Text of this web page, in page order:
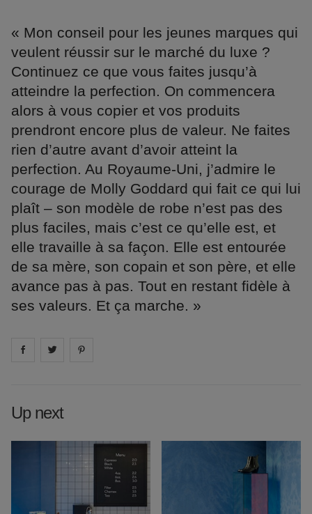
« Mon conseil pour les jeunes marques qui
veulent réussir sur le marché du luxe ?
Continuez ce que vous faites jusqu’à
atteindre la perfection. On commencera
alors à vous copier et vos produits
prendront encore plus de valeur. Ne faites
rien d’autre avant d’avoir atteint la
perfection. Au Royaume-Uni, j’admire le
courage de Molly Goddard qui fait ce qui lui
plaît – son modèle de robe n’est pas des
plus faciles, mais c’est ce qu’elle est, et
elle travaille à sa façon. Elle est entourée
de sa mère, son copain et son père, et elle
avance pas à pas. Tout en restant fidèle à
ses valeurs. Et ça marche. »
Share on facebook
Share on
Up next